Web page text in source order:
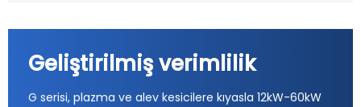
Geliştirilmiş verimlilik
G serisi, plazma ve alev kesicilere kıyasla 12kW-60kW